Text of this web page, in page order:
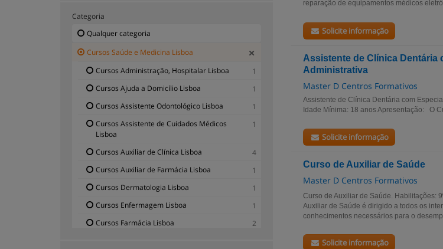
reparação de equipamentos médicos
Solicite informação
Assistente de Clínica Dentária
Administrativa
Master D Centros Formativos
Assistente de Clínica Dentária com
Idade Mínima: 18 anos Apresentação: O
Solicite informação
Curso de Auxiliar de Saúde
Master D Centros Formativos
Curso de Auxiliar de Saúde. Habilitações:
Auxiliar de Saúde é dirigido a todos os
conhecimentos necessários para o
Solicite informação
Categoria
Qualquer categoria
Cursos Saúde e Medicina Lisboa
Cursos Administração, Hospitalar Lisboa
1
Cursos Ajuda a Domicílio Lisboa
1
Cursos Assistente Odontológico Lisboa
1
Cursos Assistente de Cuidados Médicos
Lisboa
1
Cursos Auxiliar de Clínica Lisboa
4
Cursos Auxiliar de Farmácia Lisboa
1
Cursos Dermatologia Lisboa
1
Cursos Enfermagem Lisboa
1
Cursos Farmácia Lisboa
2